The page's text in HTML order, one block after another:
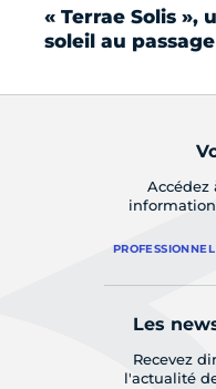
« Terrae Solis
soleil au
Accédez
PROFESSIONNEL
Les
Recevez
l'actualité